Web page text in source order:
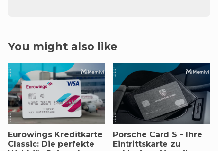
You might also like
Eurowings Kreditkarte
Classic: Die perfekte
Porsche Card S – Ihre
Eintrittskarte zu